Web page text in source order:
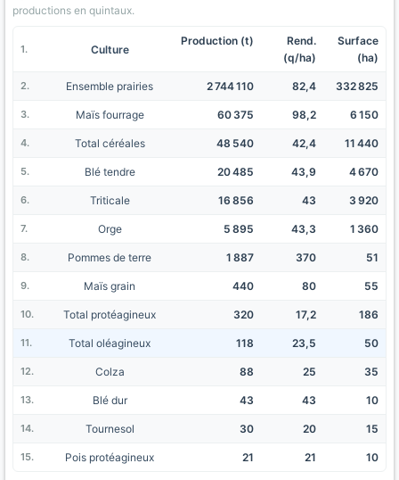
productions en quintaux.
Culture
Production (t)
Rend.
(q/ha)
Surface
(ha)
Ensemble prairies 2 744 110 82,4 332 825
Maïs fourrage 60 375 98,2 6 150
Total céréales 48 540 42,4 11 440
Blé tendre 20 485 43,9 4 670
Triticale 16 856 43 3 920
Orge 5 895 43,3 1 360
Pommes de terre 1 887 370 51
Maïs grain 440 80 55
Total protéagineux 320 17,2 186
Total oléagineux 118 23,5 50
Colza 88 25 35
Blé dur 43 43 10
Tournesol 30 20 15
Pois protéagineux 21 21 10